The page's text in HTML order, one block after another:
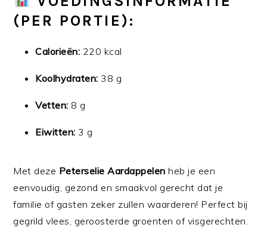
(PER PORTIE):
Calorieën: 220 kcal
Koolhydraten: 38 g
Vetten: 8 g
Eiwitten: 3 g
Met deze Peterselie Aardappelen heb je een
eenvoudig, gezond en smaakvol gerecht dat je
familie of gasten zeker zullen waarderen! Perfect bij
gegrild vlees, geroosterde groenten of visgerechten.